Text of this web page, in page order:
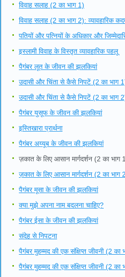
विवाह सलाह (2 का भाग 1)
विवाह सलाह (2 का भाग 2): व्यावहारिक
पतियों और पत्नियों के अधिकार और
इस्लामी विवाह के विस्तृत व्यावहारिक पहलू
पैगंबर लूत के जीवन की झलकियां
उदासी और चिंता से कैसे निपटें (2 का भाग
उदासी और चिंता से कैसे निपटें (2 का भाग
पैगंबर युसूफ के जीवन की झलकियां
इस्तिखारा प्रार्थना
पैगंबर अय्यूब के जीवन की झलकियां
ज़कात के लिए आसान मार्गदर्शन (2 का भाग
ज़कात के लिए आसान मार्गदर्शन (2 का भाग
पैगंबर मूसा के जीवन की झलकियां
क्या मुझे अपना नाम बदलना चाहिए?
पैगंबर ईसा के जीवन की झलकियां
संदेह से निपटना
पैगंबर मुहम्मद की एक संक्षिप्त जीवनी (2
पैगंबर मुहम्मद की एक संक्षिप्त जीवनी (2 का